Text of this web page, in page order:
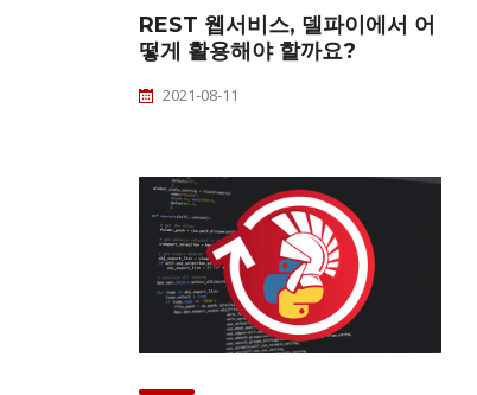
REST 웹서비스, 델파이에서 어
떻게 활용해야 할까요?
2021-08-11